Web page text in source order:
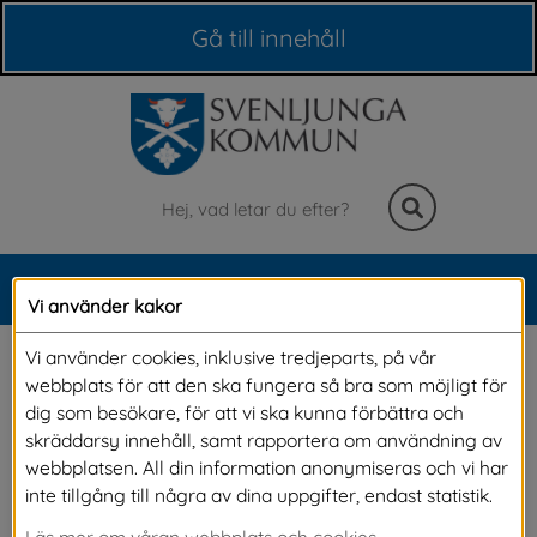
Gå till innehåll
Sök
Meny
Gemensamt
satellitkontor i Göteborg
Vi har ett nytt satellitkontor i Göteborg
tillsammans med Bollebygds kommun, centralt
Vi använder kakor
Vi använder cookies, inklusive tredjeparts, på vår
webbplats för att den ska fungera så bra som möjligt för
dig som besökare, för att vi ska kunna förbättra och
skräddarsy innehåll, samt rapportera om användning av
webbplatsen. All din information anonymiseras och vi har
inte tillgång till några av dina uppgifter, endast statistik.